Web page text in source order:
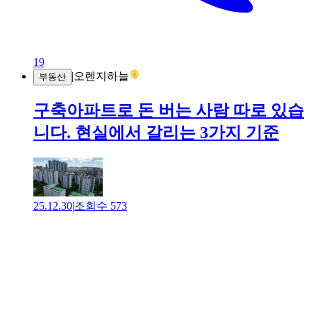
19
부동산 |오렌지하늘
구축아파트로 돈 버는 사람 따로 있습
니다. 현실에서 갈리는 3가지 기준
25.12.30|조회수 573